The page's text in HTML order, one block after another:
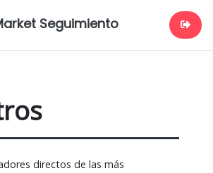
Seguimiento
directos de las más